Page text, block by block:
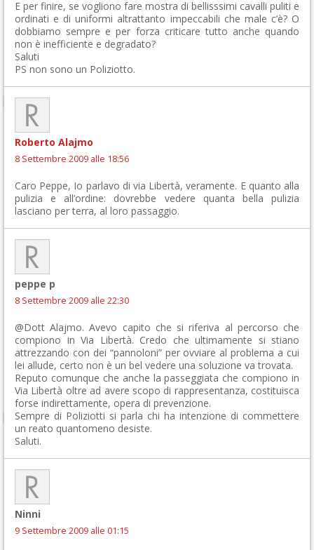
E per finire, se vogliono fare mostra di bellisssimi cavalli puliti e
ordinati e di uniformi altrattanto impeccabili che male c’è? O
dobbiamo sempre e per forza criticare tutto anche quando
non è inefficiente e degradato?
Saluti
PS non sono un Poliziotto.
Roberto Alajmo
8 Settembre 2009 alle 18:56
Caro Peppe, Io parlavo di via Libertà, veramente. E quanto alla
pulizia e all’ordine: dovrebbe vedere quanta bella pulizia
lasciano per terra, al loro passaggio.
peppe p
8 Settembre 2009 alle 22:30
@Dott Alajmo. Avevo capito che si riferiva al percorso che
compiono in Via Libertà. Credo che ultimamente si stiano
attrezzando con dei “pannoloni” per ovviare al problema a cui
lei allude, certo non è un bel vedere una soluzione va trovata.
Reputo comunque che anche la passeggiata che compiono in
Via Libertà oltre ad avere scopo di rappresentanza, costituisca
forse indirettamente, opera di prevenzione.
Sempre di Poliziotti si parla chi ha intenzione di commettere
un reato quantomeno desiste.
Saluti.
Ninni
9 Settembre 2009 alle 01:15